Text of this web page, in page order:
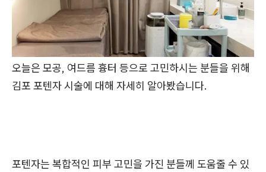
오늘은 모공, 여드름 흉터 등으로 고민하시는 분들을 위해
김포 포텐자 시술에 대해 자세히 알아봤습니다.
포텐자는 복합적인 피부 고민을 가진 분들께 도움줄 수 있